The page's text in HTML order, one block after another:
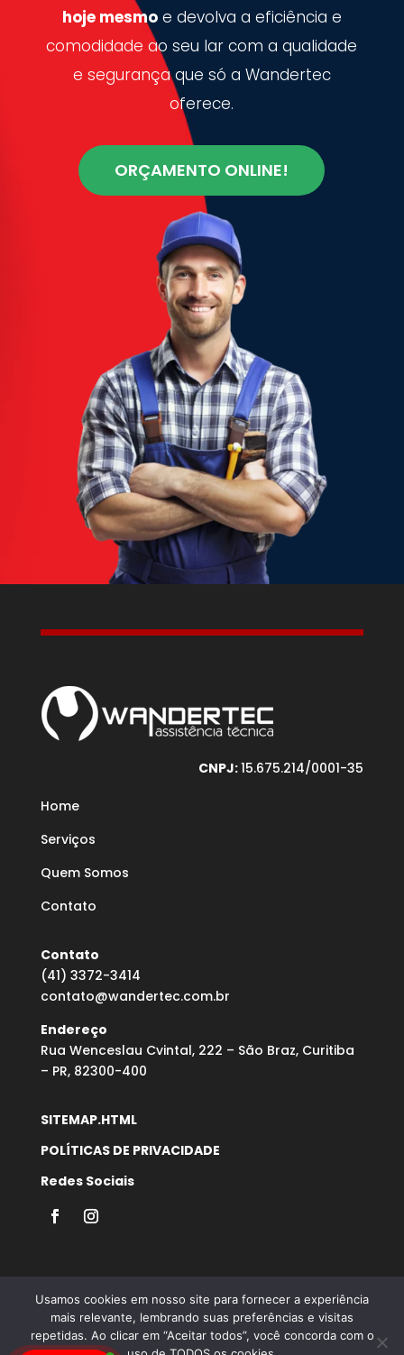
hoje mesmoe devolva a eficiência e
comodidade ao seu lar com a qualidade
e segurança que só a Wandertec
oferece.
ORÇAMENTO ONLINE!
CNPJ:15.675.214/0001-35
Home
Serviços
Quem Somos
Contato
Contato
(41) 3372-3414
contato@wandertec.com.br
Endereço
Rua Wenceslau Cvintal, 222 – São Braz, Curitiba
– PR, 82300-400
SITEMAP.HTML
POLÍTICAS DE PRIVACIDADE
Redes Sociais
Desenvolvido por Agência Microsenior | Websites e
Usamos cookies em nosso site para fornecer a experiência
mais relevante, lembrando suas preferências e visitas
repetidas. Ao clicar em “Aceitar todos”, você concorda com o